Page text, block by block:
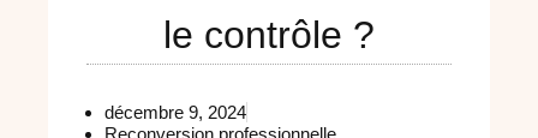
le contrôle ?
décembre 9, 2024
Reconversion professionnelle